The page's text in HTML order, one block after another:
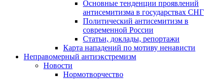
Основные тенденции проявлений
антисемитизма в государствах СНГ
Политический антисемитизм в
современной России
Статьи, доклады, репортажи
Карта нападений по мотиву ненависти
Неправомерный антиэкстремизм
Новости
Нормотворчество